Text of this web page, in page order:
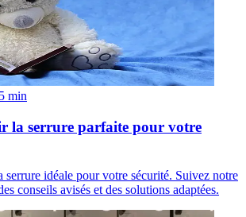
5 min
la serrure parfaite pour votre
serrure idéale pour votre sécurité. Suivez notre
conseils avisés et des solutions adaptées.